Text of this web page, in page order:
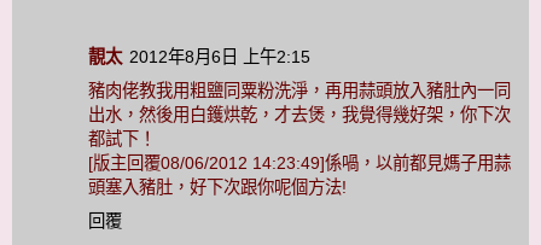
靚太 2012年8月6日 上午2:15
豬肉佬教我用粗鹽同粟粉洗淨，再用蒜頭放入豬肚內一同
出水，然後用白鑊烘乾，才去煲，我覺得幾好架，你下次
都試下！
[版主回覆08/06/2012 14:23:49]係喎，以前都見媽子用蒜
頭塞入豬肚，好下次跟你呢個方法!
回覆